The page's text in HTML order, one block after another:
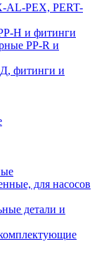
AL-PEX, PERT-
H и фитинги
PP-R и
фитинги и
для насосов
детали и